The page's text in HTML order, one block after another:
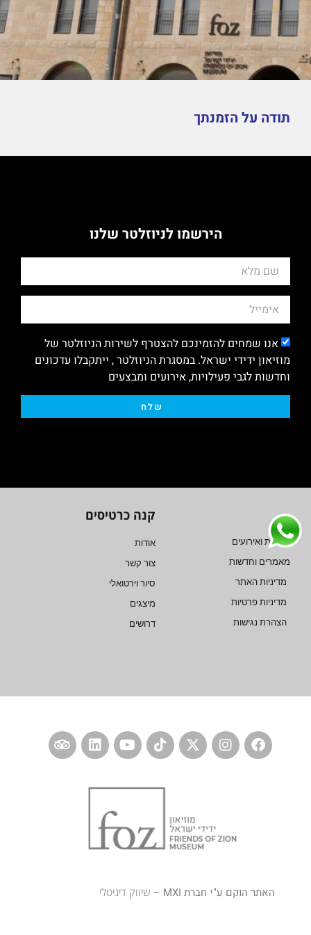
תודה על הזמנתך
הירשמו לניוזלטר שלנו
אנו שמחים להזמינכם להצטרף לשירות הניוזלטר של
מוזיאון ידידי ישראל. במסגרת הניוזלטר , ייתקבלו עדכונים
וחדשות לגבי פעילויות, אירועים ומבצעים
שלח
חדשות ואירועים
מאמרים וחדשות
מדיניות האתר
מדיניות פרטיות
הצהרת נגישות
קנה כרטיסים
אודות
צור קשר
סיור וירטואלי
מיצגים
דרושים
האתר הוקם ע"י חברת MXI – שיווק דיגיטלי